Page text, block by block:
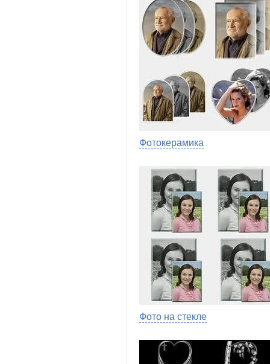
Фотокерамика
Фото на стекле